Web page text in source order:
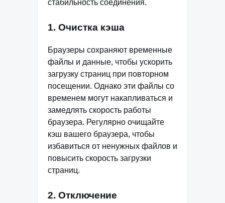
стабильность соединения.
1. Очистка кэша
Браузеры сохраняют временные
файлы и данные, чтобы ускорить
загрузку страниц при повторном
посещении. Однако эти файлы со
временем могут накапливаться и
замедлять скорость работы
браузера. Регулярно очищайте
кэш вашего браузера, чтобы
избавиться от ненужных файлов и
повысить скорость загрузки
страниц.
2. Отключение